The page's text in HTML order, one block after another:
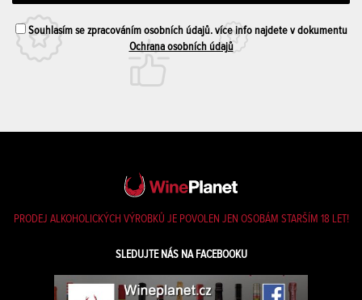
Souhlasím se zpracováním osobních údajů. více info najdete v dokumentu
Ochrana osobních údajů
PRODEJ ALKOHOLICKÝCH VÝROBKŮ JE POVOLEN JEN OSOBÁM STARŠÍM 18 LET!
SLEDUJTE NÁS NA FACEBOOKU